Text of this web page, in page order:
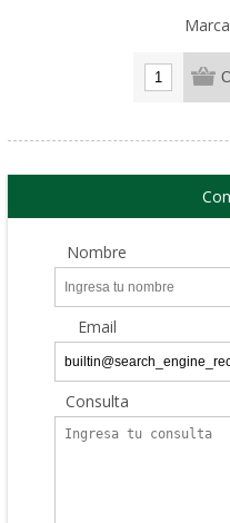
Nombre
Email
Consulta